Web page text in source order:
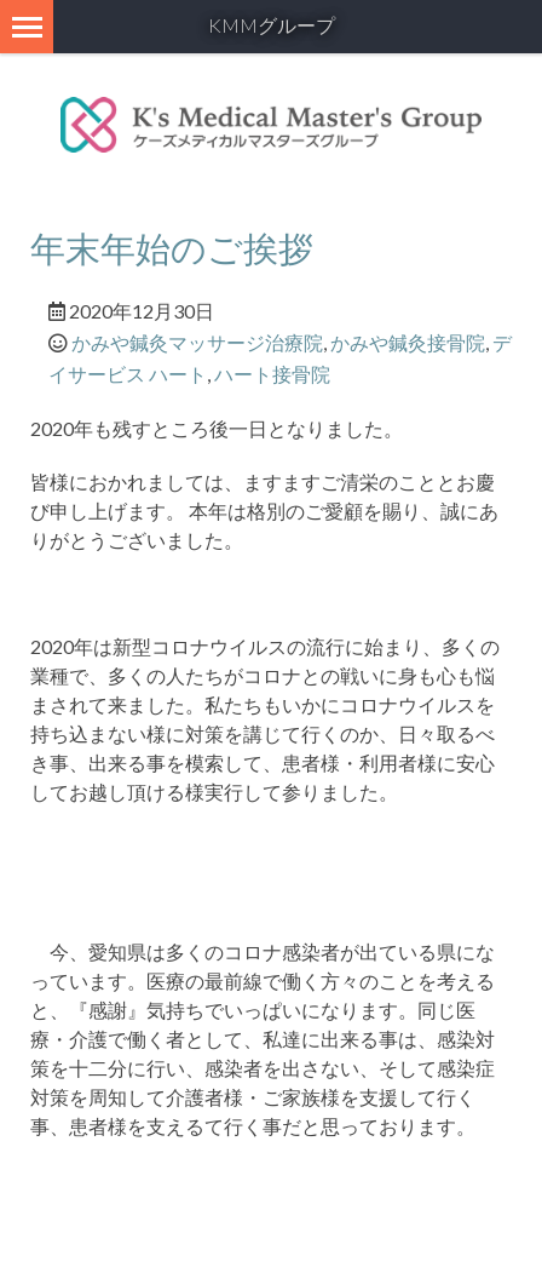
KMMグループ
年末年始のご挨拶
2020年12月30日
かみや鍼灸マッサージ治療院,かみや鍼灸接骨院, デ
イサービス ハート ,ハート接骨院
2020年も残すところ後一日となりました。
皆様におかれましては、ますますご清栄のこととお慶
び申し上げます。 本年は格別のご愛顧を賜り、誠にあ
りがとうございました。
2020年は新型コロナウイルスの流行に始まり、多くの
業種で、多くの人たちがコロナとの戦いに身も心も悩
まされて来ました。私たちもいかにコロナウイルスを
持ち込まない様に対策を講じて行くのか、日々取るべ
き事、出来る事を模索して、 患者様・利用者様に安心
してお越し頂ける様実行して参りました。
今、愛知県は多くのコロナ感染者が出ている県にな
っています。医療の最前線で働く方々のことを考える
と、『感謝』気持ちでいっぱいになります。同じ医
療・介護で働く者として、私達に出来る事は、感染対
策を十二分に行い、感染者を出さない、そして感染症
対策を周知して介護者様・ご家族様を支援して行く
事、患者様を支えるて行く事だと思っております。